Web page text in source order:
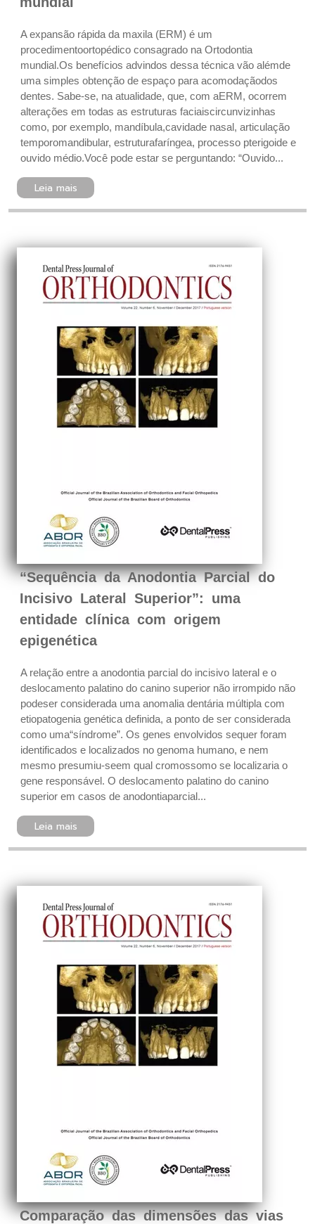
A expansão rápida da maxila (ERM) é um
procedimento ortopédico consagrado na Ortodontia
mundial.Os benefícios advindos dessa técnica vão alémde
uma simples obtenção de espaço para acomodaçãodos
dentes. Sabe-se, na atualidade, que, com aERM, ocorrem
alterações em todas as estruturas faciaiscircunvizinhas
como, por exemplo, mandíbula,cavidade nasal, articulação
temporomandibular, estruturafaríngea, processo pterigoide e
ouvido médio.Você pode estar se perguntando: “Ouvido...
Leia mais
“Sequência da Anodontia Parcial do
Incisivo Lateral Superior”: uma
entidade clínica com origem
epigenética
A relação entre a anodontia parcial do incisivo lateral e o
deslocamento palatino do canino superior não irrompido não
pode ser considerada uma anomalia dentária múltipla com
etiopatogenia genética definida, a ponto de ser considerada
como uma“síndrome”. Os genes envolvidos sequer foram
identificados e localizados no genoma humano, e nem
mesmo presumiu-seem qual cromossomo se localizaria o
gene responsável. O deslocamento palatino do canino
superior em casos de anodontiaparcial...
Leia mais
Comparação das dimensões das vias